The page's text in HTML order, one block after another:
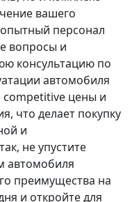
вашего
персонал
вопросы и
консультацию по
автомобиля
competitive цены и
, что делает покупку
и
не упустите
автомобиля
преимущества на
и откройте для